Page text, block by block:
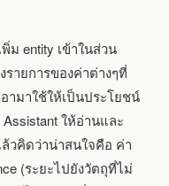
ม entity เข้าในส่วน
ายการของค่าต่างๆที่
ามาใช้ให้เป็นประโยชน์
ให้อ่านและ
วคิดว่าน่าสนใจคือ ค่า
(ระยะไปยังวัตถุที่ไม่